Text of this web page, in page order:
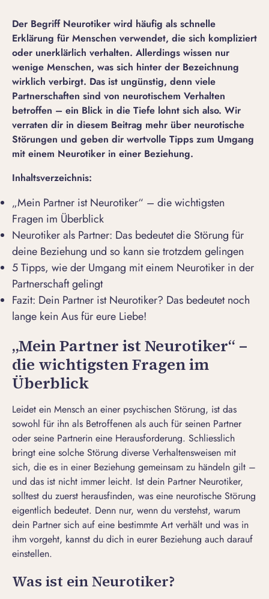
Der Begriff Neurotiker wird häufig als schnelle
Erklärung für Menschen verwendet, die sich kompliziert
oder unerklärlich verhalten. Allerdings wissen nur
wenige Menschen, was sich hinter der Bezeichnung
wirklich verbirgt. Das ist ungünstig, denn viele
Partnerschaften sind von neurotischem Verhalten
betroffen – ein Blick in die Tiefe lohnt sich also. Wir
verraten dir in diesem Beitrag mehr über neurotische
Störungen und geben dir wertvolle Tipps zum Umgang
mit einem Neurotiker in einer Beziehung.
Inhaltsverzeichnis:
„Mein Partner ist Neurotiker“ – die wichtigsten
Fragen im Überblick
Neurotiker als Partner: Das bedeutet die Störung für
deine Beziehung und so kann sie trotzdem gelingen
5 Tipps, wie der Umgang mit einem Neurotiker in der
Partnerschaft gelingt
Fazit: Dein Partner ist Neurotiker? Das bedeutet noch
lange kein Aus für eure Liebe!
„Mein Partner ist Neurotiker“ –
die wichtigsten Fragen im
Überblick
Leidet ein Mensch an einer psychischen Störung, ist das
sowohl für ihn als Betroffenen als auch für seinen Partner
oder seine Partnerin eine Herausforderung. Schliesslich
bringt eine solche Störung diverse Verhaltensweisen mit
sich, die es in einer Beziehung gemeinsam zu händeln gilt –
und das ist nicht immer leicht. Ist dein Partner Neurotiker,
solltest du zuerst herausfinden, was eine neurotische Störung
eigentlich bedeutet. Denn nur, wenn du verstehst, warum
dein Partner sich auf eine bestimmte Art verhält und was in
ihm vorgeht, kannst du dich in eurer Beziehung auch darauf
einstellen.
Was ist ein Neurotiker?